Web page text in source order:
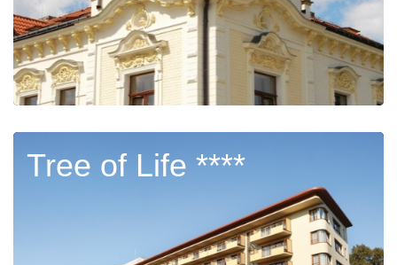
Tree of Life ****